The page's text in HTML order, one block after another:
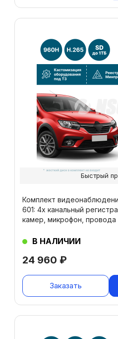
24 960 ₽
Комплект
601: 4х канальный
камер, микрофон,
В НАЛИЧИИ
Заказать
Быстрый